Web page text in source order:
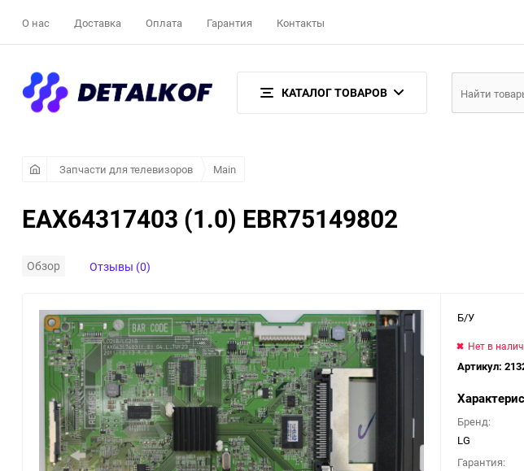
О нас Доставка Оплата Гарантия Контакты
КАТАЛОГ ТОВАРОВ
Запчасти для телевизоров Main
EAX64317403 (1.0) EBR75149802
Обзор Отзывы (0)
Б/У
Нет в
Артикул:
Бренд:
LG
Гарантия: